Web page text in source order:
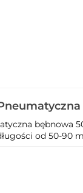
bębnowa
od 50-90